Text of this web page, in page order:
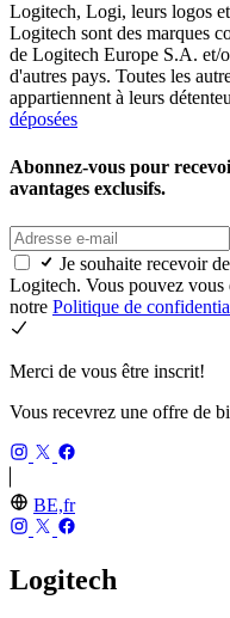
Logitech, Logi, leurs logos et
Logitech sont des marques
de Logitech Europe S.A. et/
d'autres pays. Toutes les
appartiennent à leurs
déposées
Abonnez-vous pour
avantages exclusifs.
Je souhaite recevoir
Logitech. Vous pouvez vous
notre Politique de
Merci de vous être inscrit!
Vous recevrez une offre de
BE,fr
Logitech